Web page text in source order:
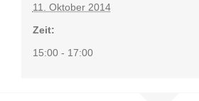
11. Oktober 2014
Zeit:
15:00 - 17:00